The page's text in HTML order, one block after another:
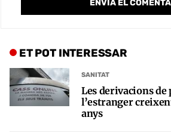
ET POT INTERESSAR
SANITAT
Les derivacions de
l’estranger
anys